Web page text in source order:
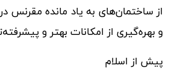
از ساختمان‌های به یاد مانده
و بهره‌گیری از امکانات بهتر و
پیش از اسلام